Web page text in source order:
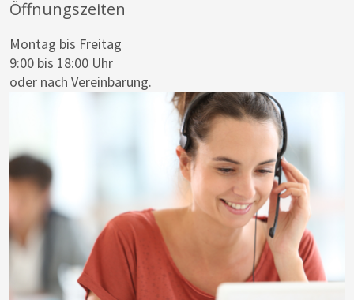
Öffnungszeiten
Montag bis Freitag
9:00 bis 18:00 Uhr
oder nach Vereinbarung.